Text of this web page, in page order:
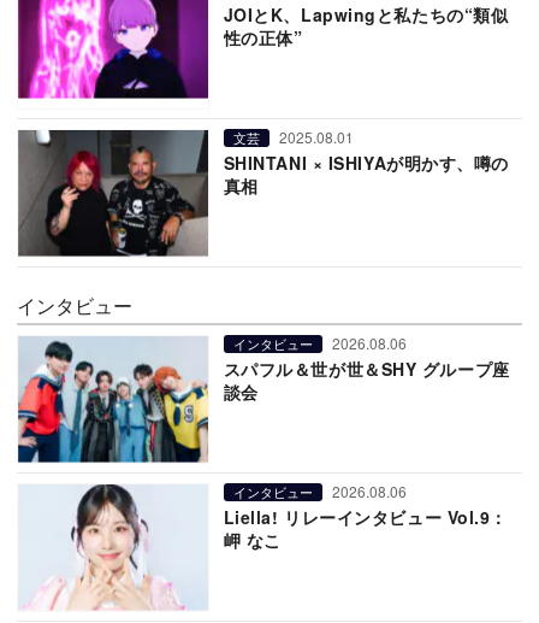
JOIとK、Lapwingと私たちの“類似
性の正体”
文芸 2025.08.01
SHINTANI × ISHIYAが明かす、噂の
真相
インタビュー
インタビュー 2026.08.06
スパフル＆世が世＆SHY グループ座
談会
インタビュー 2026.08.06
Liella! リレーインタビュー Vol.9：
岬 なこ